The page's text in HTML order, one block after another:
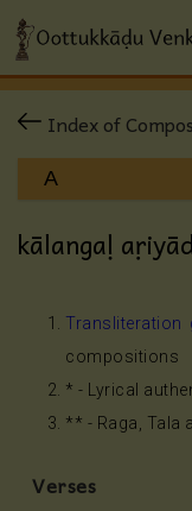
Index of
kālangaḷ
Transliteration
compositions
* - Lyrical
** - Raga, Tala
Verses